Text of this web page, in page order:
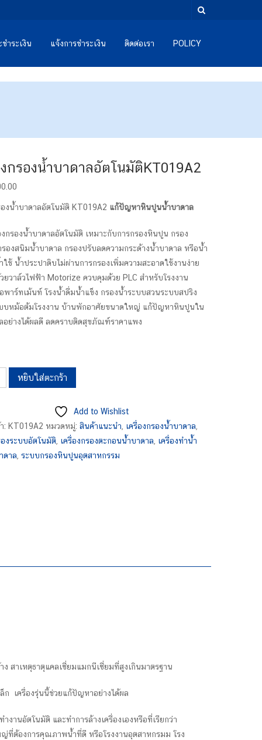
ำระเงิน แจ้งการชำระเงิน ติดต่อเรา POLICY
งกรองน้ำบาดาลอัตโนมัติKT019A2
องน้ำบาดาลอัตโนมัติ KT019A2 แก้ปัญหาหินปูนน้ำบาดาล
งกรองน้ำบาดาลอัตโนมัติ เหมาะกับการกรองหินปูน กรอง
องสนิมน้ำบาดาล กรองปรับลดความกระด้างน้ำบาดาล หรือน้ำ
ใช้ น้ำประปาดิบไม่ผ่านการกรองเพิ่มความสะอาดใช้งานง่าย
ยวาล์วไฟฟ้า Motorize ควบคุมด้วย PLC สำหรับโรงงาน
พาร์ทเม้นท์ โรงน้ำดื่มน้ำแข็ง กรองน้ำระบบสวนระบบสปริง
บบหม้อต้มโรงงาน บ้านพักอาศัยขนาดใหญ่ แก้ปัญหาหินปูนใน
อย่างได้ผลดี ลดคราบติดสุขภัณฑ์ราคาแพง
หยิบใส่ตะกร้า
Add to Wishlist
: KT019A2 หมวดหมู่:สินค้าแนะนำ เครื่องกรองน้ำบาดาล
องระบบอัตโนมัติ เครื่องกรองตะกอนน้ำบาดาล เครื่องทำน้ำ
ดาล ,ระบบกรองหินปูนอุตสาหกรรม
สาเหตุธาตุแคลเซี่ยมแมกนีเซี่ยมที่สูงเกินมาตรฐาน
ก เครื่องรุ่นนี้ช่วยแก้ปัญหาอย่างได้ผล
งานอัตโนมัติ และทำการล้างเครื่องเองหรือที่เรียกว่า
ที่ต้องการคุณภาพน้ำที่ดี หรือโรงงานอุตสาหกรมม โรง